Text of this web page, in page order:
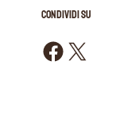
CONDIVIDI SU
Condividi su Facebook Condividi su X